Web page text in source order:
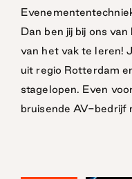
Dan ben jij bij ons
van het vak te leren!
uit regio Rotterdam
stagelopen. Even
bruisende AV-bedrijf